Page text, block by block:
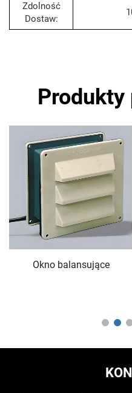
Zdolność
Dostaw:
Produkty
Okno balansujące